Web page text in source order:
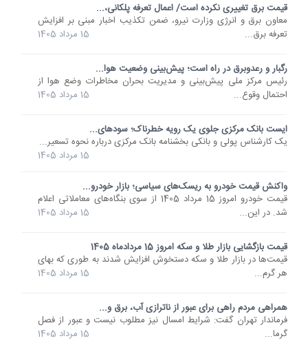
قیمت برق تغییری نکرده است/ اعمال تعرفه پلکانی،...
معاون برق و انرژی وزارت نیرو، ضمن تکذیب اخبار مبنی بر افزایش
تعرفه برق...
15 مرداد 1405
رگبار و رعدوبرق در راه است؛ پیش‌بینی وضعیت هوا...
رئیس مرکز ملی پیش‌بینی و مدیریت بحران مخاطرات وضع هوا از
احتمال وقوع...
15 مرداد 1405
ایست بانک مرکزی جلوی یک رویه خطرناک؛ سودهای...
یک کارشناس پولی و بانکی بخشنامه بانک مرکزی درباره نحوه تسعیر...
15 مرداد 1405
واکنش قیمت خودرو به ریسک‌های سیاسی؛ بازار خودرو...
قیمت خودرو امروز 15 مرداد 1405 از سوی بنگاه‌های معاملاتی اعلام
شد. در این...
15 مرداد 1405
قیمت بازگشایی بازار طلا و سکه امروز 15 مردادماه 1405
قیمت‌ها در بازار طلا و سکه دستخوش افزایش شدند به طوری که بهای
هر گرم...
15 مرداد 1405
همراهی مردم راهی برای عبور از ناترازی آب، برق و...
فرماندار تهران گفت: شرایط امسال نیز مطلوب نیست و عبور از فصل
گرما...
15 مرداد 1405